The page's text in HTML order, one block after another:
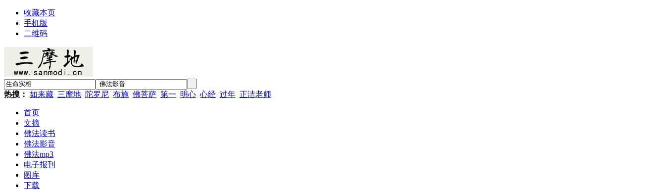
收藏本页
手机版
二维码
热搜： 如来藏 三摩地 陀罗尼 布施 佛菩萨 第一 明心 心经 过年 正洁老师
首页
文摘
佛法读书
佛法影音
佛法mp3
电子报刊
图库
下载